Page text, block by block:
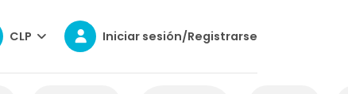
CLP Iniciar sesión/Registrarse